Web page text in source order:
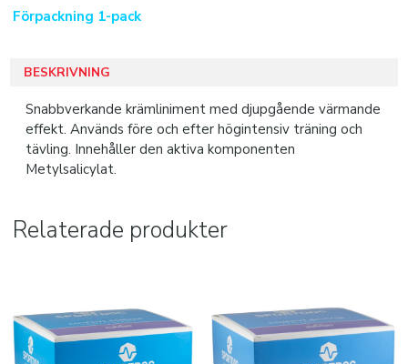
SPORTTILLBEHÖR
PRO MATCH SJUKVÅRD
DOMARE
Snabborder
Förpackning 1-pack
BESKRIVNING
Snabbverkande krämliniment med djupgående värmande
effekt. Används före och efter högintensiv träning och
tävling. Innehåller den aktiva komponenten
Metylsalicylat.
Relaterade produkter